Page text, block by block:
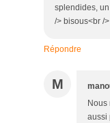
splendides,
/> bisous<br /
Répondre
M
Nous
aussi